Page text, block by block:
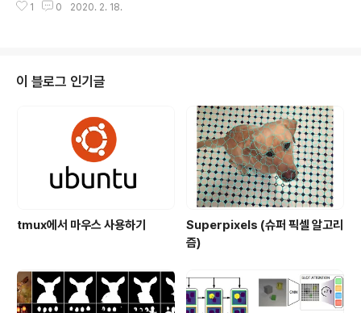
Convolution If you’ve heard about the transpos
고 그것이 실제로 무엇을 의미하는지 혼란스러워했다면,
이 글은 여러분을 위해 쓰인 것이다. 이 글의 내용은 다음과
1 0 2020. 2. 18.
이 블로그 인기글
tmux에서 마우스 사용하기
Superpixels (슈퍼 픽셀 알고리
즘)